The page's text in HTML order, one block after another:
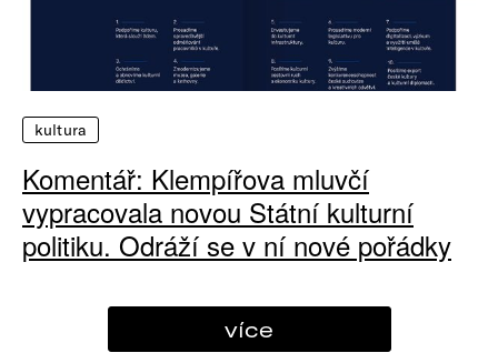
kultura
Komentář: Klempířova mluvčí
vypracovala novou Státní kulturní
politiku. Odráží se v ní nové pořádky
více